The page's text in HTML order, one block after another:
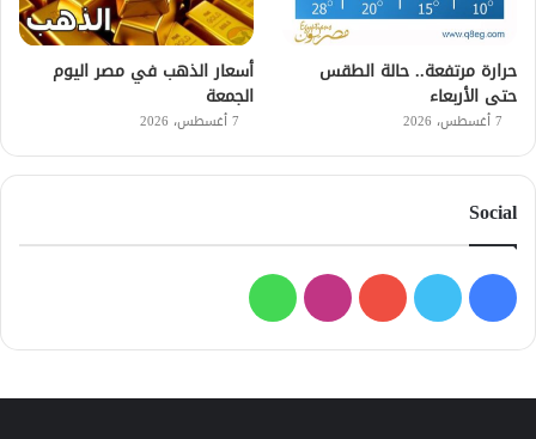
حرارة مرتفعة.. حالة الطقس
حتى الأربعاء
7 أغسطس، 2026
أسعار الذهب في مصر اليوم
الجمعة
7 أغسطس، 2026
Social
فيسبوك
تويتر يوتيوبانستقرامواتساب